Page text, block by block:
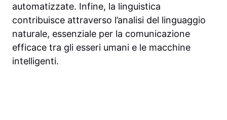
automatizzate. Infine, la linguistica
contribuisce attraverso l’analisi del linguaggio
naturale, essenziale per la comunicazione
efficace tra gli esseri umani e le macchine
intelligenti.